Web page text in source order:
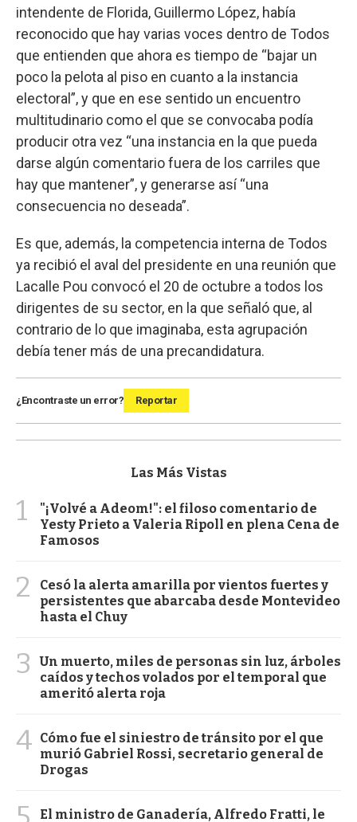
intendente de Florida, Guillermo López, había
reconocido que hay varias voces dentro de Todos
que entienden que ahora es tiempo de “bajar un
poco la pelota al piso en cuanto a la instancia
electoral”, y que en ese sentido un encuentro
multitudinario como el que se convocaba podía
producir otra vez “una instancia en la que pueda
darse algún comentario fuera de los carriles que
hay que mantener”, y generarse así “una
consecuencia no deseada”.
Es que, además, la competencia interna de Todos
ya recibió el aval del presidente en una reunión que
Lacalle Pou convocó el 20 de octubre a todos los
dirigentes de su sector, en la que señaló que, al
contrario de lo que imaginaba, esta agrupación
debía tener más de una precandidatura.
¿Encontraste un error? Reportar
Las Más Vistas
1
"¡Volvé a Adeom!": el filoso comentario de
Yesty Prieto a Valeria Ripoll en plena Cena de
Famosos
2
Cesó la alerta amarilla por vientos fuertes y
persistentes que abarcaba desde Montevideo
hasta el Chuy
3
Un muerto, miles de personas sin luz, árboles
caídos y techos volados por el temporal que
ameritó alerta roja
4 Cómo fue el siniestro de tránsito por el que
murió Gabriel Rossi, secretario general de
Drogas
El ministro de Ganadería, Alfredo Fratti, le